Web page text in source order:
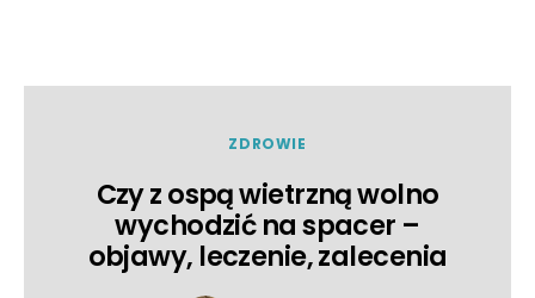
ZDROWIE
Czy z ospą wietrzną wolno
wychodzić na spacer –
objawy, leczenie, zalecenia